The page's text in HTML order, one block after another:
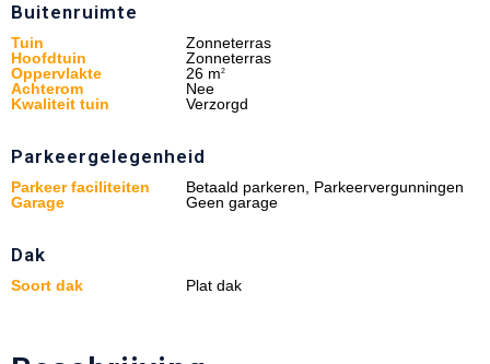
Buitenruimte
Tuin
Zonneterras
Hoofdtuin
Zonneterras
Oppervlakte
26 m2
Achterom
Nee
Kwaliteit tuin
Verzorgd
Parkeergelegenheid
Parkeer faciliteiten
Betaald parkeren, Parkeervergunningen
Garage
Geen garage
Dak
Soort dak Plat dak